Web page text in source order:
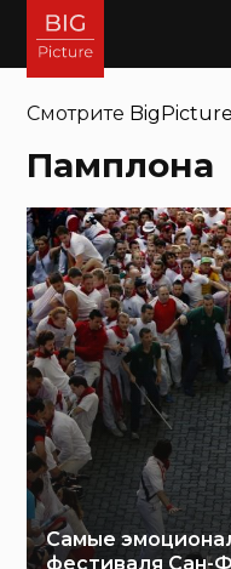
Смотрите BigPicture
Памплона
Самые
фестиваля Сан-